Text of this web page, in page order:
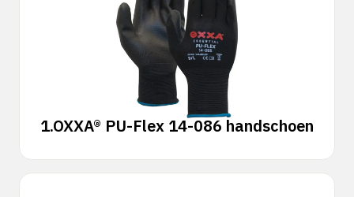
1.OXXA® PU-Flex 14-086 handschoen